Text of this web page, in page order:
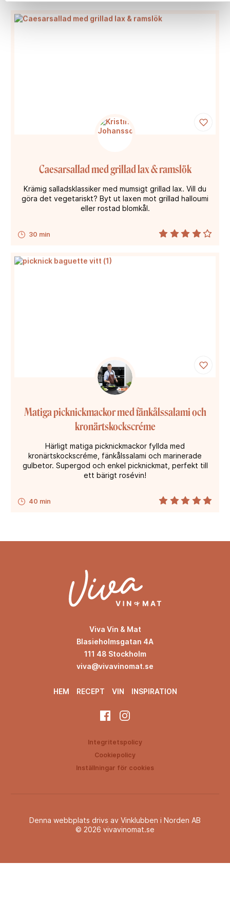
30 min
Caesarsallad med grillad lax & ramslök
Krämig salladsklassiker med mumsigt grillad lax. Vill du
göra det vegetariskt? Byt ut laxen mot grillad halloumi
eller rostad blomkål.
40 min
Matiga picknickmackor med fänkålssalami och
kronärtskockscréme
Härligt matiga picknickmackor fyllda med
kronärtskockscréme, fänkålssalami och marinerade
gulbetor. Supergod och enkel picknickmat, perfekt till
ett bärigt rosévin!
Viva Vin & Mat
Blasieholmsgatan 4A
111 48 Stockholm
viva@vivavinomat.se
HEM RECEPT VIN INSPIRATION
Integritetspolicy
Cookiepolicy
Inställningar för cookies
Denna webbplats drivs av Vinklubben i Norden AB
© 2026 vivavinomat.se